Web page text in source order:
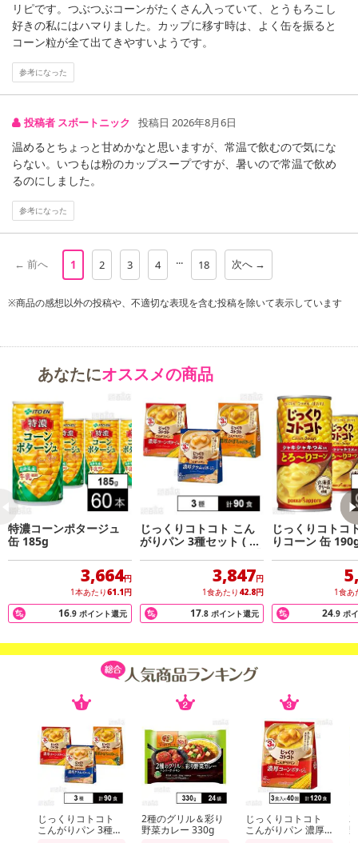
注意事項
【キャンセルについて】
※お申込み後のキャンセルはお受けできません。
記載されている内容を必ずご確認いただき、お届けする商品セット
※パッケージ変更や商品リニューアル(成分など含む)等により、参考
合がございます。
また、[新たな加工食品の原料原産地表示制度]の経過措置期間の終
了により、商品詳細内に記載の原産国・原材料の表記が旧表記の場
合がございます。
あらかじめご了承いただいた上でお申込みください。なお、本理由
によるお申込み後のキャンセル・返品交換は対応いたしかねます。
【お支払いについて】
※送料はお試し費用に含まれております。
※d払い、PayPay、au PAY、au PAY(auかんたん決済)、ソフトバン
クまとめて支払い、楽天ペイ、メルペイ、AEON Pay、Amazon Pa
yでお支払いの場合、決済のため外部サイトへ遷移します。
※予約商品は決済手段ごとに定められた決済期限日にお支払いを完
了することがございます。ご了承いただいたうえでお申し込みくだ
さい。
発送日カレンダー
休業日
リピです。つぶつぶコーンがたくさん入っていて、とうもろこし
好きの私にはハマりました。カップに移す時は、よく缶を振ると
コーン粒が全て出てきやすいようです。
参考になった
投稿者 スボートニック 投稿日 2026年8月6日
温めるとちょっと甘めかなと思いますが、常温で飲むので気にな
らない。いつもは粉のカップスープですが、暑いので常温で飲め
るのにしました。
参考になった
← 前へ 1 2 3 4 ... 18 次へ →
※商品の感想以外の投稿や、不適切な表現を含む投稿を除いて表示しています
あなたにオススメの商品
特濃コーンポタージュ
缶 185g
3,664円
1本あたり61.1円
16.9 ポイント還元
じっくりコトコト こん
がりパン 3種セット ( 濃
厚かぼちゃポタージュ /
濃厚クラムポタージュ )
3,847円
1食あたり 42.8円
17.8 ポイント還元
じっくりコトコ
りコーン 缶
1食あ
24.9 ポ
じっくりコトコト
こんがりパン 3種セ
2種のグリル＆彩り
野菜カレー 330g
じっくりコトコト
こんがりパン 濃厚
2